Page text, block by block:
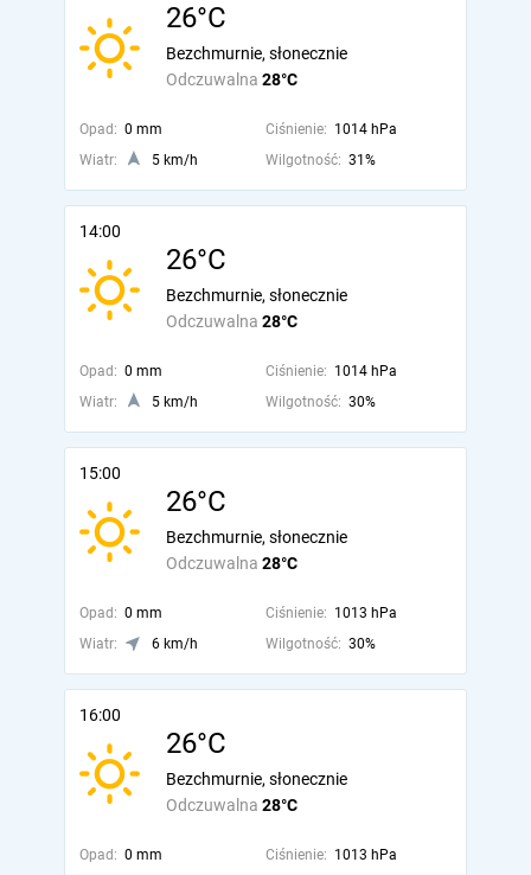
26°C
Odczuwalna 28°C
Bezchmurnie, słonecznie
Opad: 0 mm Ciśnienie: 1014 hPa
Wiatr:
5 km/h Wilgotność: 31%
14:00
26°C
Odczuwalna 28°C
Bezchmurnie, słonecznie
Opad: 0 mm Ciśnienie: 1014 hPa
Wiatr:
5 km/h Wilgotność: 30%
15:00
26°C
Odczuwalna 28°C
Bezchmurnie, słonecznie
Opad: 0 mm Ciśnienie: 1013 hPa
Wiatr:
6 km/h Wilgotność: 30%
16:00
26°C
Odczuwalna 28°C
Bezchmurnie, słonecznie
Opad: 0 mm Ciśnienie: 1013 hPa